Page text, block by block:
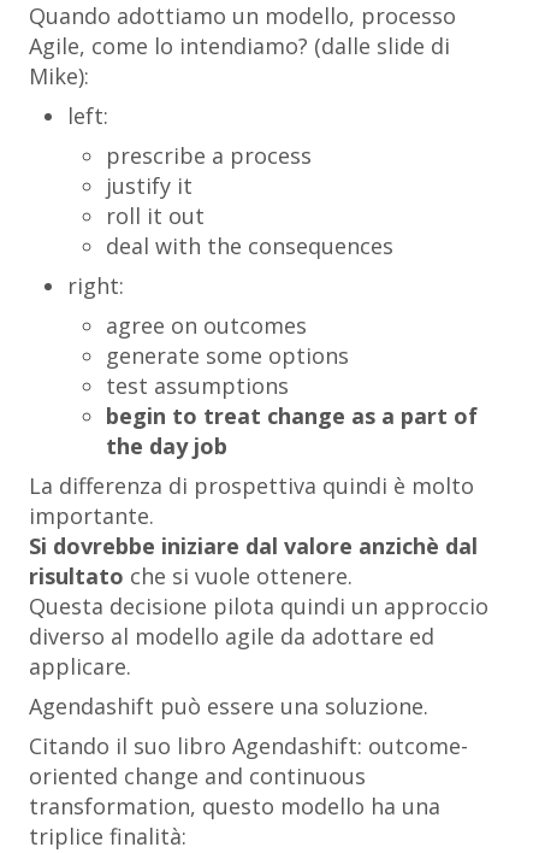
Quando adottiamo un modello, processo
Agile, come lo intendiamo? (dalle slide di
Mike):
left:
prescribe a process
justify it
roll it out
deal with the consequences
right:
agree on outcomes
generate some options
test assumptions
begin to treat change as a part of
the day job
La differenza di prospettiva quindi è molto
importante.
Si dovrebbe iniziare dal valore anzichè dal
risultato che si vuole ottenere.
Questa decisione pilota quindi un approccio
diverso al modello agile da adottare ed
applicare.
Agendashift può essere una soluzione.
Citando il suo libro Agendashift: outcome-
oriented change and continuous
transformation, questo modello ha una
triplice finalità: